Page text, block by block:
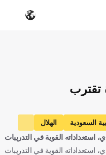
تقترب
السعودية
الهلال
قدم
استعداداته القوية في التدريبات
استعداداته القوية في التدريبات